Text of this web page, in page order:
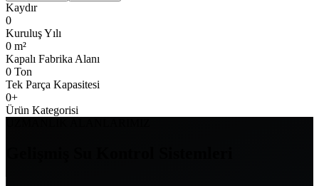
Kaydır
0
Kuruluş Yılı
0 m²
Kapalı Fabrika Alanı
0 Ton
Tek Parça Kapasitesi
0+
Ürün Kategorisi